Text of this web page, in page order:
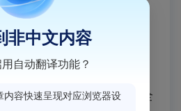
，增幅比上年全年提高0.2
加值109.9亿元，增长
回落5.8个百分点；第三
增长5.0%，增幅比上年全
非中文内容
自动翻译功能？
内容快速呈现对应浏览器设